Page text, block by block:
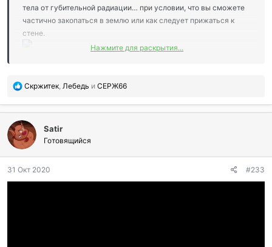
тела от губительной радиации… при условии, что вы сможете
частично закопаться в землю или как следует прижаться к
стене.
Нажмите для раскрытия...
П
б
а
г
о
а
р
Скржитек Лебедь и СЕРЖ66
Satir
Готовящийся
31 Окт 2020 #233